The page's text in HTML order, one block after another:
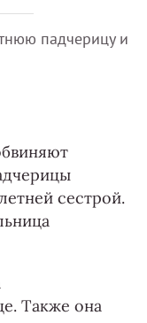
падчерицу и
сестрой.
Также она